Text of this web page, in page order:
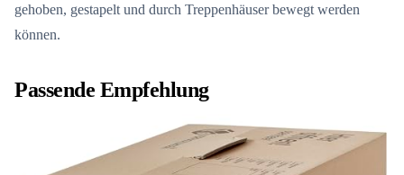
gehoben, gestapelt und durch Treppenhäuser bewegt werden
können.
Passende Empfehlung